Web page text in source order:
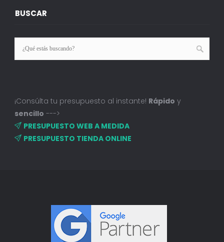
BUSCAR
¡Consúlta tu presupuesto al instante! Rápido y
sencillo --->
PRESUPUESTO WEB A MEDIDA
PRESUPUESTO TIENDA ONLINE